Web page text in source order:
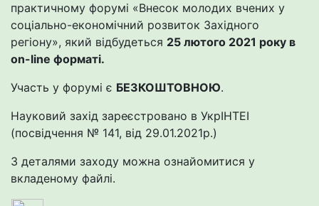
практичному форумі «Внесок молодих вчених у
соціально-економічний розвиток Західного
регіону», який відбудеться 25 лютого 2021 року в
on-line форматі.
Участь у форумі є БЕЗКОШТОВНОЮ.
Науковий захід зареєстровано в УкрІНТЕІ
(посвідчення № 141, від 29.01.2021р.)
З деталями заходу можна ознайомитися у
вкладеному файлі.